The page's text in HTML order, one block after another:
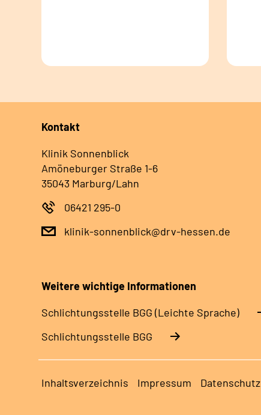
Kontakt
Klinik Sonnenblick
Amöneburger Straße 1-6
35043 Marburg/Lahn
06421 295-0
klinik-sonnenblick@drv-hessen.de
Weitere wichtige Informationen
Schlich­tungs­stel­le BGG (Leichte Sprache)
Schlich­tungs­stel­le BGG
Inhaltsverzeichnis Impressum Datenschutz